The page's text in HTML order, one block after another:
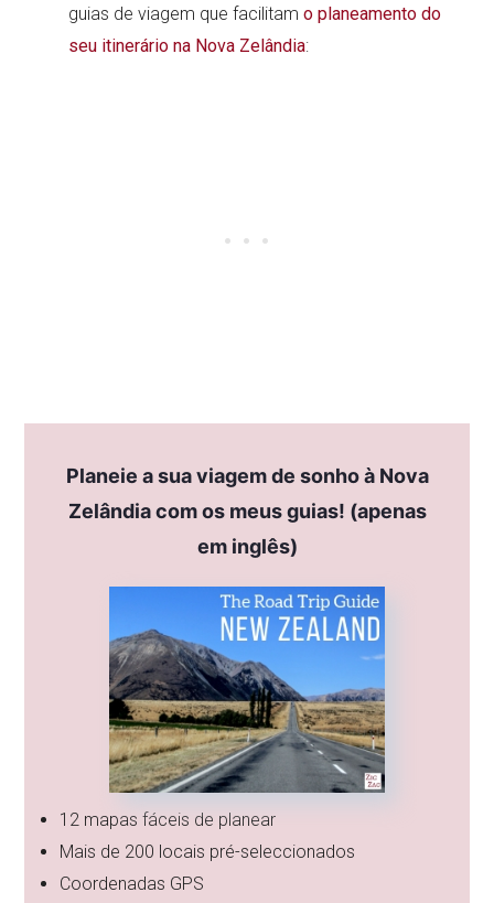
guias de viagem que facilitamo planeamento do
seu itinerário na Nova Zelândia:
Planeie a sua viagem de sonho à Nova
Zelândia com os meus guias! (apenas
em inglês)
12 mapas fáceis de planear
Mais de 200 locais pré-seleccionados
Coordenadas GPS